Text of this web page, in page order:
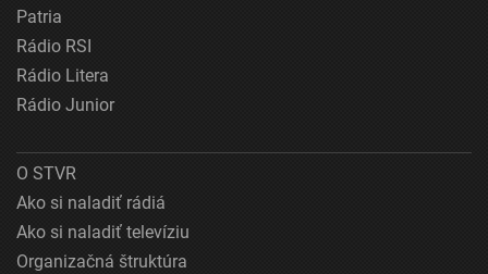
Patria
Rádio RSI
Rádio Litera
Rádio Junior
O STVR
Ako si naladiť rádiá
Ako si naladiť televíziu
Organizačná štruktúra